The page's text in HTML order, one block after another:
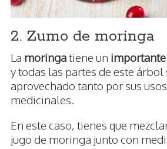
2. Zumo de moringa
La moringatiene un
y todas las partes de este árbol
aprovechado tanto por sus
medicinales.
En este caso, tienes que
jugo de moringa junto con